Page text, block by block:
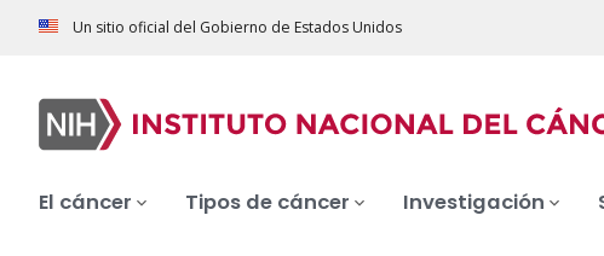
Un sitio oficial del Gobierno de Estados Unidos
El cáncer Tipos de cáncer Investigación